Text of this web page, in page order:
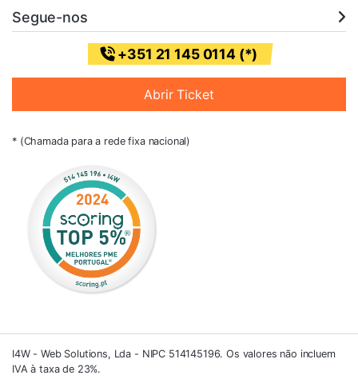
Segue-nos
+351 21 145 0114 (*)
Abrir Ticket
* (Chamada para a rede fixa nacional)
I4W - Web Solutions, Lda - NIPC 514145196. Os valores não incluem
IVA à taxa de 23%.